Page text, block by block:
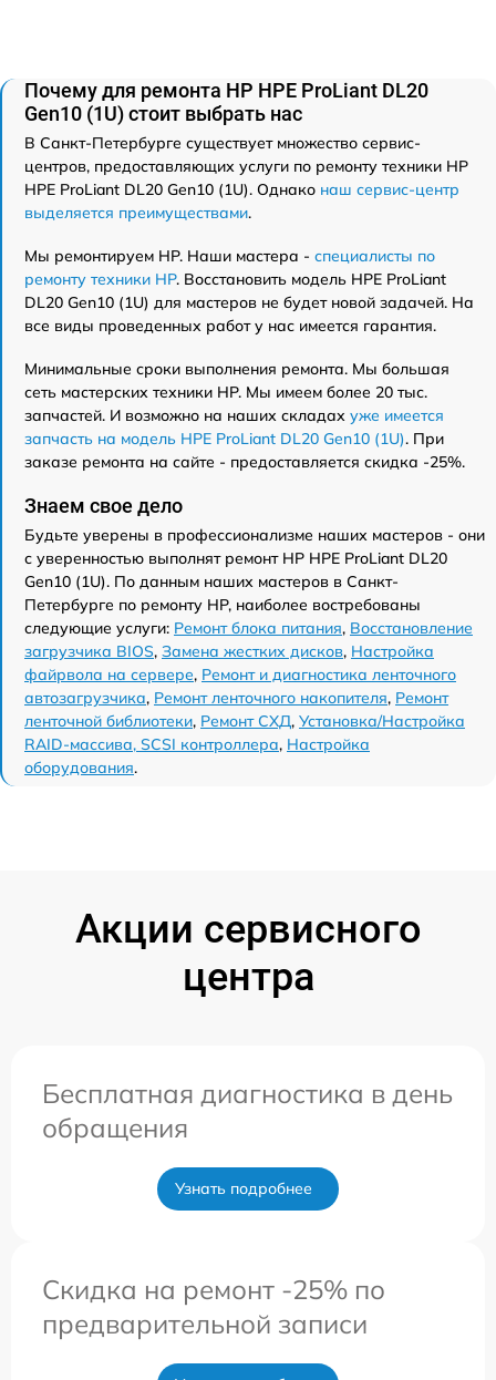
Почему для ремонта HP HPE ProLiant DL20
Gen10 (1U) стоит выбрать нас
В Санкт-Петербурге существует множество сервис-
центров, предоставляющих услуги по ремонту техники HP
HPE ProLiant DL20 Gen10 (1U). Однако наш сервис-центр
выделяется преимуществами.
Мы ремонтируем HP. Наши мастера - специалисты по
ремонту техники HP. Восстановить модель HPE ProLiant
DL20 Gen10 (1U) для мастеров не будет новой задачей. На
все виды проведенных работ у нас имеется гарантия.
Минимальные сроки выполнения ремонта. Мы большая
сеть мастерских техники HP. Мы имеем более 20 тыс.
запчастей. И возможно на наших складах уже имеется
запчасть на модель HPE ProLiant DL20 Gen10 (1U). При
заказе ремонта на сайте - предоставляется скидка -25%.
Знаем свое дело
Будьте уверены в профессионализме наших мастеров - они
с уверенностью выполнят ремонт HP HPE ProLiant DL20
Gen10 (1U). По данным наших мастеров в Санкт-
Петербурге по ремонту HP, наиболее востребованы
следующие услуги: Ремонт блока питания, Восстановление
загрузчика BIOS, Замена жестких дисков, Настройка
файрвола на сервере, Ремонт и диагностика ленточного
автозагрузчика, Ремонт ленточного накопителя, Ремонт
ленточной библиотеки, Ремонт СХД, Установка/Настройка
RAID-массива, SCSI контроллера, Настройка
оборудования.
Акции сервисного
центра
Бесплатная диагностика в день
обращения
Узнать подробнее
Скидка на ремонт -25% по
предварительной записи